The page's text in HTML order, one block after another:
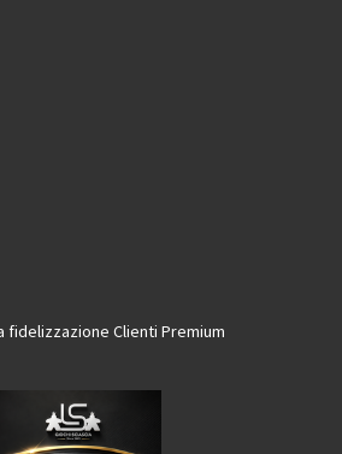
fidelizzazione Clienti Premium